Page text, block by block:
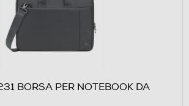
BORSA PER NOTEBOOK DA